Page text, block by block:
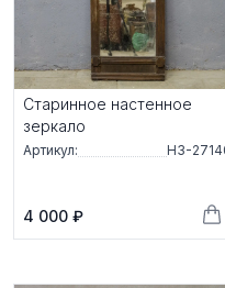
Старинное настенное
зеркало
Артикул: НЗ-
4 000 ₽